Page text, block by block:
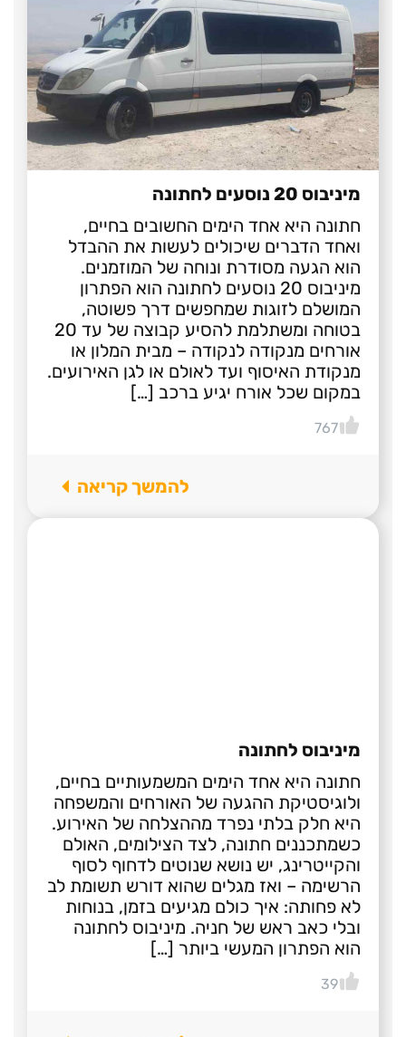
מיניבוס 20 נוסעים לחתונה
חתונה היא אחד הימים החשובים בחיים,
ואחד הדברים שיכולים לעשות את ההבדל
הוא הגעה מסודרת ונוחה של המוזמנים.
מיניבוס 20 נוסעים לחתונה הוא הפתרון
המושלם לזוגות שמחפשים דרך פשוטה,
בטוחה ומשתלמת להסיע קבוצה של עד 20
אורחים מנקודה לנקודה – מבית המלון או
מנקודת האיסוף ועד לאולם או לגן האירועים.
במקום שכל אורח יגיע ברכב […]
767
להמשך קריאה
מיניבוס לחתונה
חתונה היא אחד הימים המשמעותיים בחיים,
ולוגיסטיקת ההגעה של האורחים והמשפחה
היא חלק בלתי נפרד מההצלחה של האירוע.
כשמתכננים חתונה, לצד הצילומים, האולם
והקייטרינג, יש נושא שנוטים לדחוף לסוף
הרשימה – ואז מגלים שהוא דורש תשומת לב
לא פחותה: איך כולם מגיעים בזמן, בנוחות
ובלי כאב ראש של חניה. מיניבוס לחתונה
הוא הפתרון המעשי ביותר […]
39